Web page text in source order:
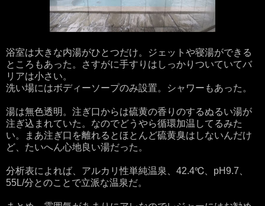
浴室は大きな内湯がひとつだけ。ジェットや寝湯ができる
ところもあった。さすがに手すりはしっかりついていてバ
リアは小さい。
洗い場にはボディーソープのみ設置。シャワーもあった。
湯は無色透明。注ぎ口からは硫黄の香りのするぬるい湯が
注ぎ込まれていた。なのでどうやら循環加温してるみた
い。まあ注ぎ口を離れるとほとんど硫黄臭はしないんだけ
ど、たいへん心地良い湯だった。
分析表によれば、アルカリ性単純温泉、42.4℃、pH9.7、
55L/分とのことで立派な温泉だ。